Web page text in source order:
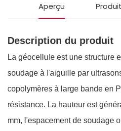
Aperçu
Description du produit
La géocellule est une structure
soudage à l'aiguille par
copolymères à large bande en
résistance. La hauteur est
mm, l'espacement de soudage